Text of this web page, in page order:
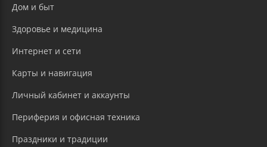
Дом и быт
Здоровье и медицина
Интернет и сети
Карты и навигация
Личный кабинет и аккаунты
Периферия и офисная техника
Праздники и традиции